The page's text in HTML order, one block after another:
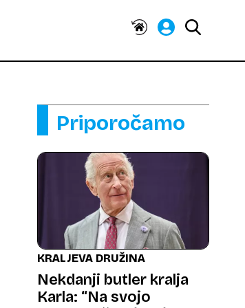
Priporočamo
KRALJEVA DRUŽINA
Nekdanji butler kralja
Karla: “Na svojo